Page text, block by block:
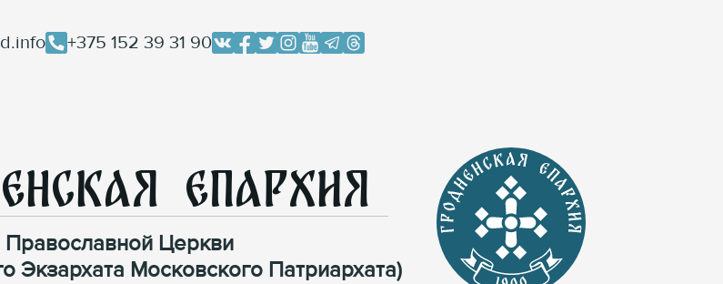
+375 152 39 31 90
Епархия
Православной Церкви
Экзархата Московского Патриархата)